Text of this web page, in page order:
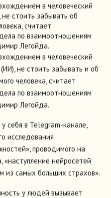
в человеческий
стоить забывать об
считает
по взаимоотношениям
Легойда.
в человеческий
не стоить забывать и об
человека, считает
по взаимоотношениям
Легойда.
себя в Telegram-канале,
исследования
проводимого на
нейросетей
из самых больших страхов».
у людей вызывает